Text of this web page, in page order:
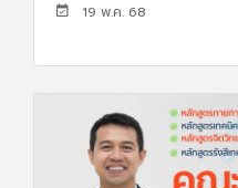
19 พ.ค. 68